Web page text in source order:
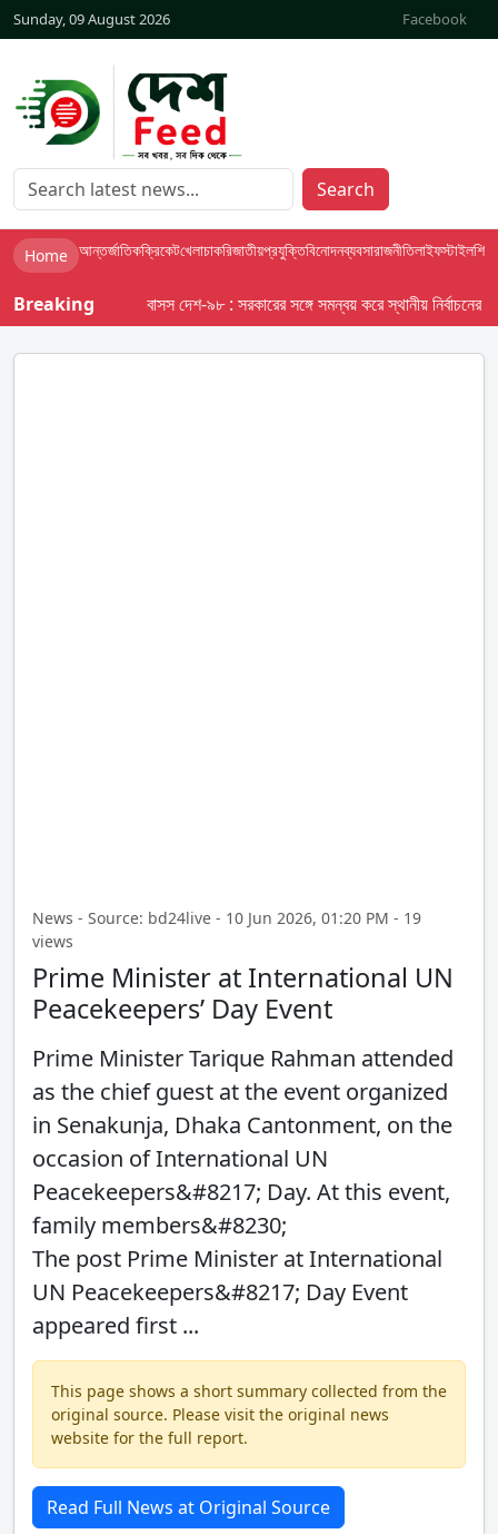
Sunday, 09 August 2026 Facebook
Search
Home আন্তর্জাতিকক্রিকেটখেলাচাকরিজাতীয়প্রযুক্তিবিনোদনব্যবসারাজনীতিলাইফস্টাইলশিক্ষা
Breaking বাসস দেশ-৯৮ : সরকারের সঙ্গে সমন্বয় করে স্থানীয় নির্বাচনের
News - Source: bd24live - 10 Jun 2026, 01:20 PM - 19
views
Prime Minister at International UN
Peacekeepers’ Day Event
Prime Minister Tarique Rahman attended
as the chief guest at the event organized
in Senakunja, Dhaka Cantonment, on the
occasion of International UN
Peacekeepers&#8217; Day. At this event,
family members&#8230;
The post Prime Minister at International
UN Peacekeepers&#8217; Day Event
appeared first ...
This page shows a short summary collected from the
original source. Please visit the original news
website for the full report.
Read Full News at Original Source